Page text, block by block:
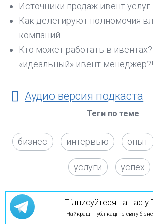
Источники продаж ивент услуг
Как делегируют полномочия
компаний
Кто может работать в
«идеальный» ивент менеджер?!
Аудио версия подкаста
Теги по теме
бизнес интервью опыт
услуги успех
Підписуйтеся на нас у
Найкращі публікації із світу